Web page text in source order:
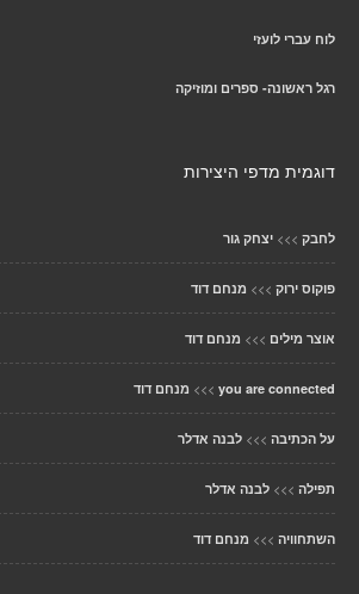
לוח עברי לועזי
רגל ראשונה- ספרים ומוזיקה
דוגמית מדפי היצירות
לחבק >>> יצחק גור
פוקוס ירוק >>> מנחם דוד
אוצר מילים >>> מנחם דוד
you are connected
>>> מנחם דוד
על הכתיבה >>> לבנה אדלר
תפילה >>> לבנה אדלר
השתחוויה >>> מנחם דוד